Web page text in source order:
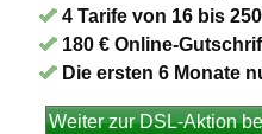
4 Tarife von 16 bis
180 € Online-
Die ersten 6 Monate
Weiter zur DSL-Aktion